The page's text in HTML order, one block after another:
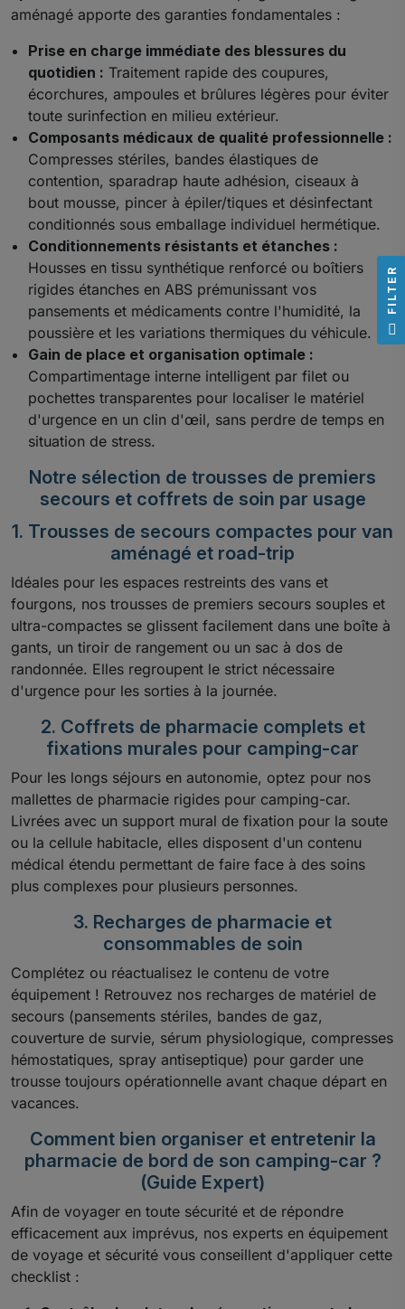
aménagé apporte des garanties fondamentales :
Prise en charge immédiate des blessures du
quotidien : Traitement rapide des coupures,
écorchures, ampoules et brûlures légères pour éviter
toute surinfection en milieu extérieur.
Composants médicaux de qualité professionnelle :
Compresses stériles, bandes élastiques de
contention, sparadrap haute adhésion, ciseaux à
bout mousse, pincer à épiler/tiques et désinfectant
conditionnés sous emballage individuel hermétique.
Conditionnements résistants et étanches :
Housses en tissu synthétique renforcé ou boîtiers
rigides étanches en ABS prémunissant vos
pansements et médicaments contre l'humidité, la
poussière et les variations thermiques du véhicule.
Gain de place et organisation optimale :
Compartimentage interne intelligent par filet ou
pochettes transparentes pour localiser le matériel
d'urgence en un clin d'œil, sans perdre de temps en
situation de stress.
Notre sélection de trousses de premiers
secours et coffrets de soin par usage
1. Trousses de secours compactes pour van
aménagé et road-trip
Idéales pour les espaces restreints des vans et
fourgons, nos trousses de premiers secours souples et
ultra-compactes se glissent facilement dans une boîte à
gants, un tiroir de rangement ou un sac à dos de
randonnée. Elles regroupent le strict nécessaire
d'urgence pour les sorties à la journée.
2. Coffrets de pharmacie complets et
fixations murales pour camping-car
Pour les longs séjours en autonomie, optez pour nos
mallettes de pharmacie rigides pour camping-car.
Livrées avec un support mural de fixation pour la soute
ou la cellule habitacle, elles disposent d'un contenu
médical étendu permettant de faire face à des soins
plus complexes pour plusieurs personnes.
3. Recharges de pharmacie et
consommables de soin
Complétez ou réactualisez le contenu de votre
équipement ! Retrouvez nos recharges de matériel de
secours (pansements stériles, bandes de gaz,
couverture de survie, sérum physiologique, compresses
hémostatiques, spray antiseptique) pour garder une
trousse toujours opérationnelle avant chaque départ en
vacances.
Comment bien organiser et entretenir la
pharmacie de bord de son camping-car ?
(Guide Expert)
Afin de voyager en toute sécurité et de répondre
efficacement aux imprévus, nos experts en équipement
de voyage et sécurité vous conseillent d'appliquer cette
checklist :
R